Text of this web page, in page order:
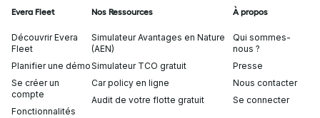
Evera Fleet
Découvrir Evera
Fleet
Planifier une démo
Se créer un
compte
Fonctionnalités
Nos Ressources
Simulateur Avantages en Nature
(AEN)
Simulateur TCO gratuit
Car policy en ligne
Audit de votre flotte gratuit
À propos
Qui sommes-
nous ?
Presse
Nous contacter
Se connecter